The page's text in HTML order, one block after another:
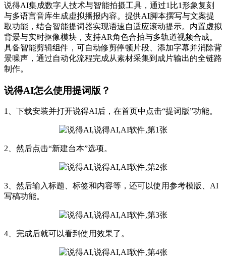
说得AI集成数字人技术与智能拍摄工具，通过1比1形象复刻
与多语言音库生成虚拟播报内容。提供AI脚本撰写与文案提
取功能，结合智能提词器实现语速自适应滚动提示。内置虚拟
背景与实时抠像模块，支持AR角色合拍与多轨道视频合成。
具备智能剪辑组件，可自动修剪停顿片段、添加字幕并消除背
景噪声，通过自动化流程完成从素材采集到成片输出的全链路
制作。
说得AI怎么使用提词版？
1、下载安装并打开说得AI后，在首页中点击“提词版”功能。
2、然后点击“新建台本”选项。
3、然后输入标题、标签和内容等，还可以使用参考模版、AI
写稿功能。
4、完成后就可以看到使用效果了。